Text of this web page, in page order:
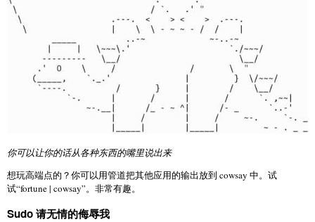
你可以让你的话从各种东西的嘴里说出来
想玩高端点的？你可以用管道把其他应用的输出放到 cowsay 中。试
试“fortune | cowsay”。非常有趣。
Sudo 请无情的侮辱我